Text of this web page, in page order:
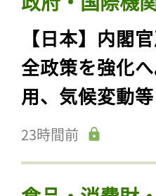
【日本】内閣
全政策を強化
用、気候変動等
23時間前